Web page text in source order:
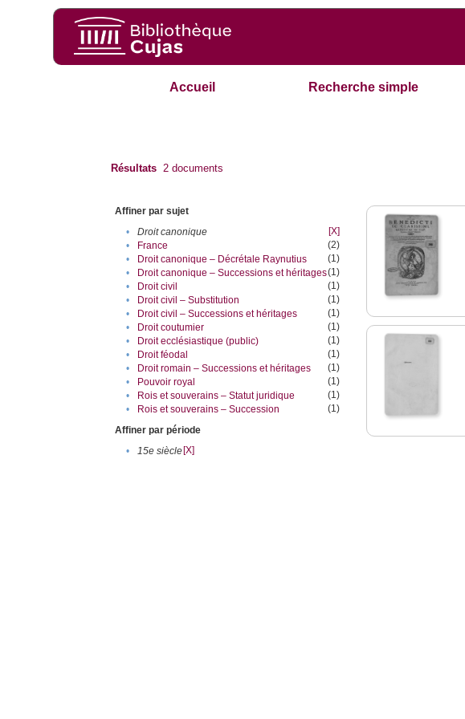
Accueil Recherche simple
Résultats 2 documents
Affiner par sujet
•
Droit canonique
[X]
•
France
(2)
•
Droit canonique – Décrétale Raynutius
(1)
•
Droit canonique – Successions et héritages(1)
•
Droit civil
(1)
•
Droit civil – Substitution
(1)
•
Droit civil – Successions et héritages
(1)
•
Droit coutumier
(1)
•
Droit ecclésiastique (public)
(1)
•
Droit féodal
(1)
•
Droit romain – Successions et héritages
(1)
•
Pouvoir royal
(1)
•
Rois et souverains – Statut juridique
(1)
•
Rois et souverains – Succession
(1)
Affiner par période
•
15e siècle[X]